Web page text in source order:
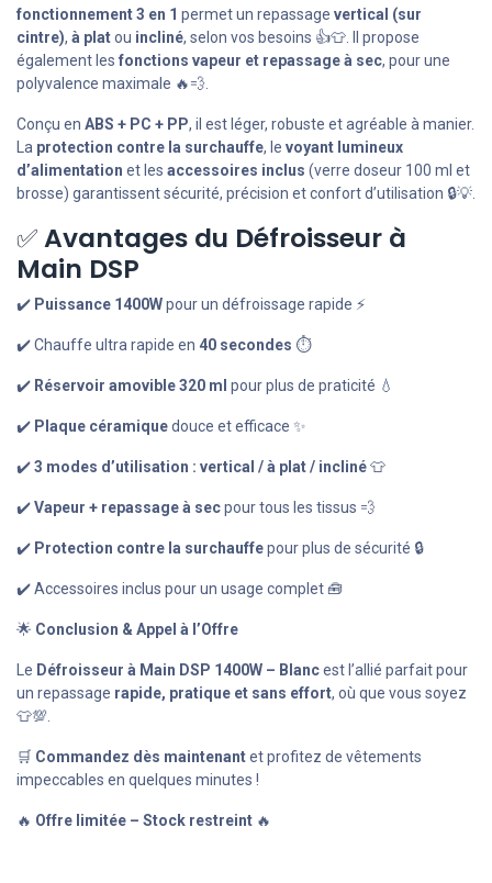
fonctionnement 3 en 1 permet un repassage vertical (sur
cintre), à platou incliné, selon vos besoins 👍👕. Il propose
également les fonctions vapeur et repassage à sec, pour une
polyvalence maximale 🔥💨.
Conçu en ABS + PC + PP, il est léger, robuste et agréable à manier.
La protection contre la surchauffe, le voyant lumineux
d’alimentation et les accessoires inclus (verre doseur 100 ml et
brosse) garantissent sécurité, précision et confort d’utilisation 🔒💡.
✅Avantages du Défroisseur à
Main DSP
✔️ Puissance 1400Wpour un défroissage rapide ⚡
✔️ Chauffe ultra rapide en 40 secondes ⏱️
✔️ Réservoir amovible 320 ml pour plus de praticité 💧
✔️ Plaque céramiquedouce et efficace ✨
✔️3 modes d’utilisation : vertical / à plat / incliné👕
✔️Vapeur + repassage à secpour tous les tissus 💨
✔️ Protection contre la surchauffepour plus de sécurité 🔒
✔️ Accessoires inclus pour un usage complet 🧰
🌟 Conclusion & Appel à l’Offre
Le Défroisseur à Main DSP 1400W – Blancest l’allié parfait pour
un repassage rapide, pratique et sans effort, où que vous soyez
👕💯.
🛒 Commandez dès maintenantet profitez de vêtements
impeccables en quelques minutes !
🔥 Offre limitée – Stock restreint 🔥